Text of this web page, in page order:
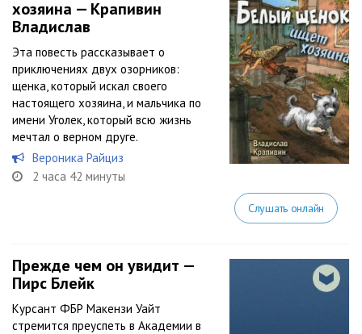
хозяина — Крапивин
Владислав
Эта повесть рассказывает о
приключениях двух озорников:
щенка, который искал своего
настоящего хозяина, и мальчика по
имени Уголек, который всю жизнь
мечтал о верном друге.
Вероника Райциз
2 часа 42 минуты
Слушать онлайн
Прежде чем он увидит —
Пирс Блейк
Курсант ФБР Макензи Уайт
стремится преуспеть в Академии в